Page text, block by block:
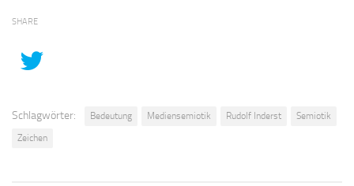
SHARE
Schlagwörter: Bedeutung Mediensemiotik Rudolf Inderst
Semiotik
Zeichen